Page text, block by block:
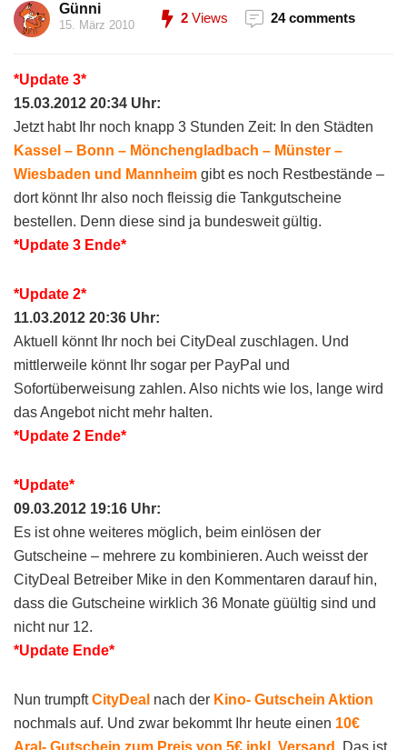
Günni
15. März 2010 2 Views 24 comments
*Update 3*
15.03.2012 20:34 Uhr:
Jetzt habt Ihr noch knapp 3 Stunden Zeit: In den Städten
Kassel – Bonn – Mönchengladbach – Münster –
Wiesbaden und Mannheim gibt es noch Restbestände –
dort könnt Ihr also noch fleissig die Tankgutscheine
bestellen. Denn diese sind ja bundesweit gültig.
*Update 3 Ende*
*Update 2*
11.03.2012 20:36 Uhr:
Aktuell könnt Ihr noch bei CityDeal zuschlagen. Und
mittlerweile könnt Ihr sogar per PayPal und
Sofortüberweisung zahlen. Also nichts wie los, lange wird
das Angebot nicht mehr halten.
*Update 2 Ende*
*Update*
09.03.2012 19:16 Uhr:
Es ist ohne weiteres möglich, beim einlösen der
Gutscheine – mehrere zu kombinieren. Auch weisst der
CityDeal Betreiber Mike in den Kommentaren darauf hin,
dass die Gutscheine wirklich 36 Monate güültig sind und
nicht nur 12.
*Update Ende*
Nun trumpftCityDeal nach der Kino- Gutschein Aktion
nochmals auf. Und zwar bekommt Ihr heute einen 10€
Aral- Gutschein zum Preis von 5€ inkl. Versand . Das ist